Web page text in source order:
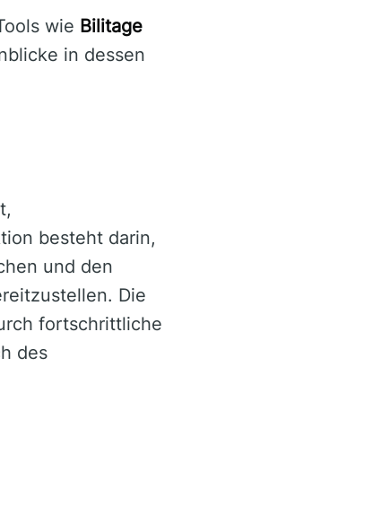
wie Bilitage
in dessen
besteht darin,
und den
Die
fortschrittliche
des